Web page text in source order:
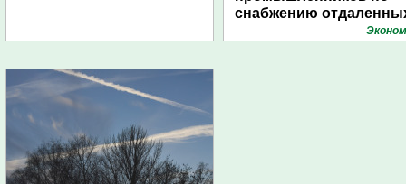
снабжению
поселений с помощью